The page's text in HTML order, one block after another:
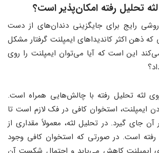
تحلیل رفته امکان‌پذیر است؟
روشی رایج برای جایگزینی دندان‌های از دست
که ذهن اکثر کاندیداهای ایمپلنت گرفتار مشکل
این است که آیا می‌توان ایمپلنت را روی
لثه تحلیل رفته با چالش‌هایی همراه است.
ایمپلنت، استخوان کافی در فک لازم است تا
جای گیرد. در تحلیل لثه، معمولاً مقداری از
رفته است. در صورتی که استخوان کافی وجود